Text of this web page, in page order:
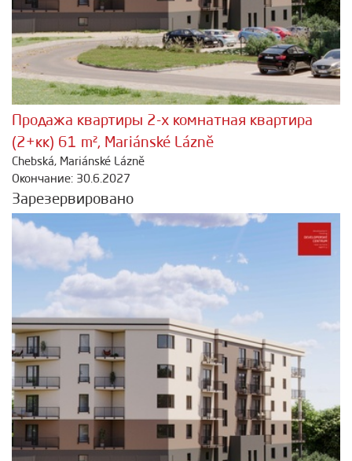
Продажа квартиры 2-х комнатная квартира
(2+кк) 61 m², Mariánské Lázně
Chebská, Mariánské Lázně
Окончание: 30.6.2027
Зарезервировано